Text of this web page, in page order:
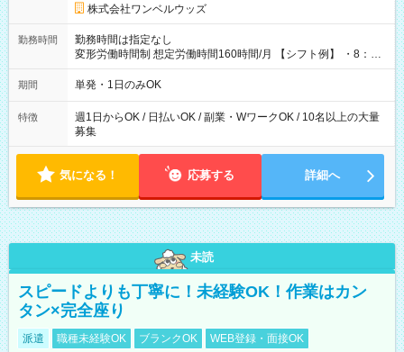
株式会社ワンベルウッズ
勤務時間
勤務時間は指定なし
変形労働時間制 想定労働時間160時間/月 【シフト例】 ・8：00
～21：00
期間 単発・1日のみOK
特徴
週1日からOK / 日払いOK / 副業・WワークOK / 10名以上の大量
募集
気になる！ 応募する 詳細へ
未読
スピードよりも丁寧に！未経験OK！作業はカン
タン×完全座り
派遣 職種未経験OK ブランクOK WEB登録・面接OK